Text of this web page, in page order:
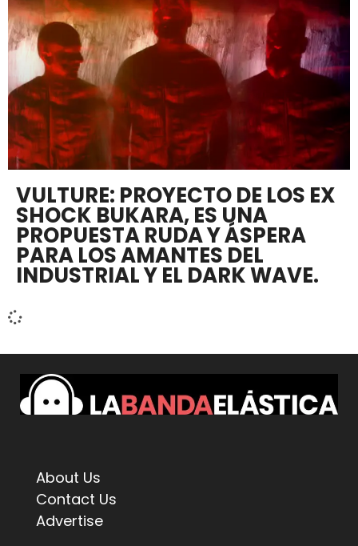
VULTURE: PROYECTO DE LOS EX
SHOCK BUKARA, ES UNA
PROPUESTA RUDA Y ÁSPERA
PARA LOS AMANTES DEL
INDUSTRIAL Y EL DARK WAVE.
About Us
Contact Us
Advertise